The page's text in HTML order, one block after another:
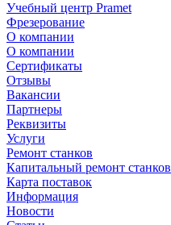
Учебный центр Pramet
Фрезерование
О компании
О компании
Сертификаты
Отзывы
Вакансии
Партнеры
Реквизиты
Услуги
Ремонт станков
Капитальный ремонт станков
Карта поставок
Информация
Новости